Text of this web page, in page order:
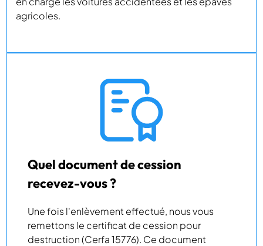
agricoles.
Quel document de cession
recevez-vous ?
Une fois l'enlèvement effectué, nous vous
remettons le certificat de cession pour
destruction (Cerfa 15776). Ce document